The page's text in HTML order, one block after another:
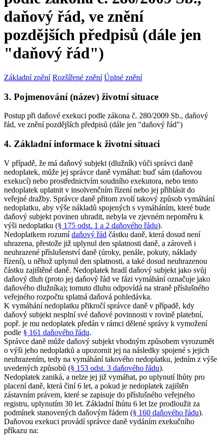
daňový řád, ve znění
pozdějších předpisů (dále jen
"daňový řád")
Základní znění Rozšířené znění Úplné znění
3. Pojmenování (název) životní situace
Postup při daňové exekuci podle zákona č. 280/2009 Sb., daňový
řád, ve znění pozdějších předpisů (dále jen "daňový řád")
4. Základní informace k životní situaci
V případě, že má daňový subjekt (dlužník) vůči správci daně
nedoplatek, může jej správce daně vymáhat: buď sám (daňovou
exekucí) nebo prostřednictvím soudního exekutora, nebo tento
nedoplatek uplatnit v insolvenčním řízení nebo jej přihlásit do
veřejné dražby. Správce daně přitom zvolí takový způsob vymáhání
nedoplatku, aby výše nákladů spojených s vymáháním, které bude
daňový subjekt povinen uhradit, nebyla ve zjevném nepoměru k
výši nedoplatku (§ 175 odst. 1 a 2 daňového řádu).
Nedoplatkem rozumídaňový řád částku daně, která dosud není
uhrazena, přestože již uplynul den splatnosti daně, a zároveň i
neuhrazené příslušenství daně (úroky, penále, pokuty, náklady
řízení), u něhož uplynul den splatnosti, a také dosud neuhrazenou
částku zajištěné daně. Nedoplatek hradí daňový subjekt jako svůj
daňový dluh (proto jej daňový řád ve fázi vymáhání označuje jako
daňového dlužníka); tomuto dluhu odpovídá na straně příslušného
veřejného rozpočtu splatná daňová pohledávka.
K vymáhání nedoplatku přikročí správce daně v případě, kdy
daňový subjekt nesplní své daňové povinnosti v rovině platební,
popř. je mu nedoplatek předán v rámci dělené správy k vymožení
podle § 161 daňového řádu.
Správce daně může daňový subjekt vhodným způsobem vyrozumět
o výši jeho nedoplatků a upozornit jej na následky spojené s jejich
neuhrazením, tedy na vymáhání takového nedoplatku, jedním z výše
uvedených způsobů (§ 153 odst. 3 daňového řádu).
Nedoplatek zaniká, a nelze jej již vymáhat, po uplynutí lhůty pro
placení daně, která činí 6 let, a pokud je nedoplatek zajištěn
zástavním právem, které se zapisuje do příslušného veřejného
registru, uplynutím 30 let. Základní lhůtu 6 let lze prodloužit za
podmínek stanovených daňovým řádem (§ 160 daňového řádu).
Daňovou exekuci provádí správce daně vydáním exekučního
příkazu na: